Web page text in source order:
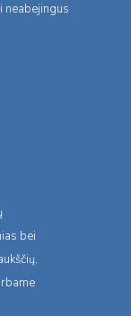
neabejingus
bei